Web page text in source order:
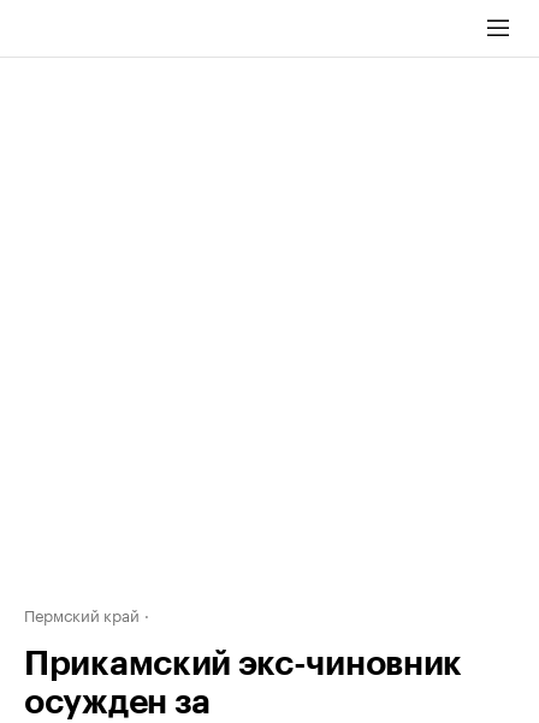
Пермский край
Прикамский экс-чиновник
осужден за